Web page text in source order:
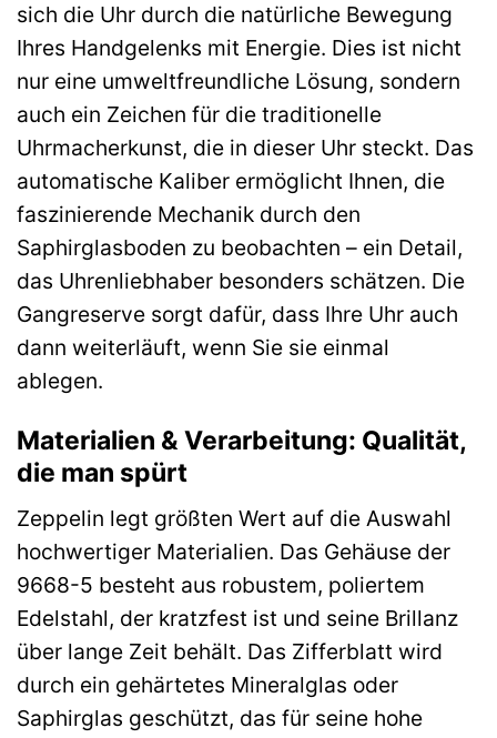
sich die Uhr durch die natürliche Bewegung
Ihres Handgelenks mit Energie. Dies ist nicht
nur eine umweltfreundliche Lösung, sondern
auch ein Zeichen für die traditionelle
Uhrmacherkunst, die in dieser Uhr steckt. Das
automatische Kaliber ermöglicht Ihnen, die
faszinierende Mechanik durch den
Saphirglasboden zu beobachten – ein Detail,
das Uhrenliebhaber besonders schätzen. Die
Gangreserve sorgt dafür, dass Ihre Uhr auch
dann weiterläuft, wenn Sie sie einmal
ablegen.
Materialien & Verarbeitung: Qualität,
die man spürt
Zeppelin legt größten Wert auf die Auswahl
hochwertiger Materialien. Das Gehäuse der
9668-5 besteht aus robustem, poliertem
Edelstahl, der kratzfest ist und seine Brillanz
über lange Zeit behält. Das Zifferblatt wird
durch ein gehärtetes Mineralglas oder
Saphirglas geschützt, das für seine hohe